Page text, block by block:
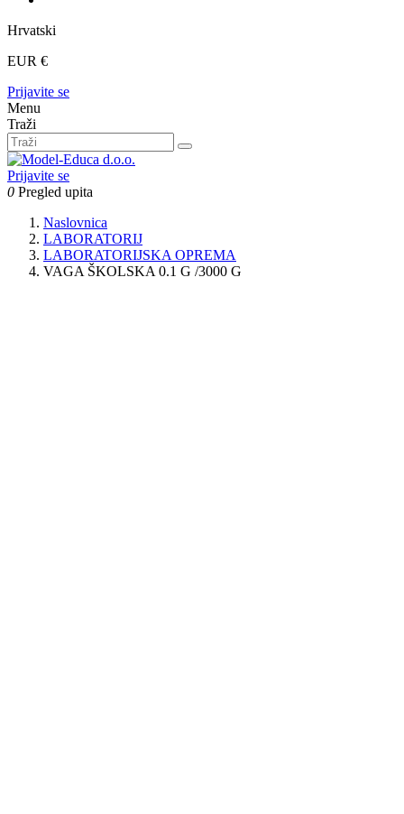
Hrvatski
EUR €
Prijavite se
Menu
Traži
Prijavite se
0 Pregled upita
Naslovnica
LABORATORIJ
LABORATORIJSKA OPREMA
VAGA ŠKOLSKA 0.1 G /3000 G